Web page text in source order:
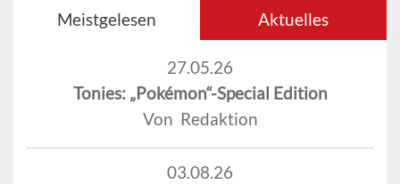
Meistgelesen Aktuelles
27.05.26
Tonies: „Pokémon“-Special Edition
Von Redaktion
03.08.26